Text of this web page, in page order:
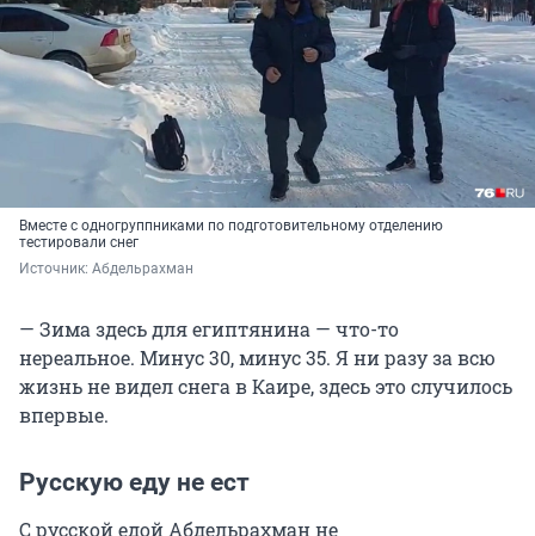
Вместе с одногруппниками по подготовительному отделению
тестировали снег
Источник: Абдельрахман
— Зима здесь для египтянина — что-то
нереальное. Минус 30, минус 35. Я ни разу за всю
жизнь не видел снега в Каире, здесь это случилось
впервые.
Русскую еду не ест
С русской едой Абдельрахман не